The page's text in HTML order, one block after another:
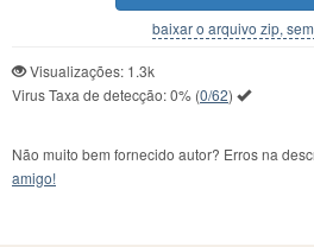
baixar o arquivo zip,
Visualizações: 1.3k
Virus Taxa de detecção:0% (0/62)
Não muito bem fornecido autor? Erros na
amigo!